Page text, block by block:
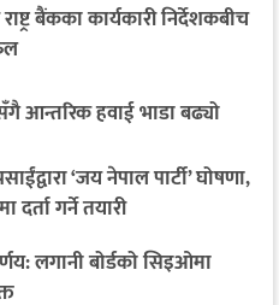
बैंकका कार्यकारी निर्देशकबीच
आन्तरिक हवाई भाडा बढ्यो
‘जय नेपाल पार्टी’ घोषणा,
गर्ने तयारी
लगानी बोर्डको सिइओमा